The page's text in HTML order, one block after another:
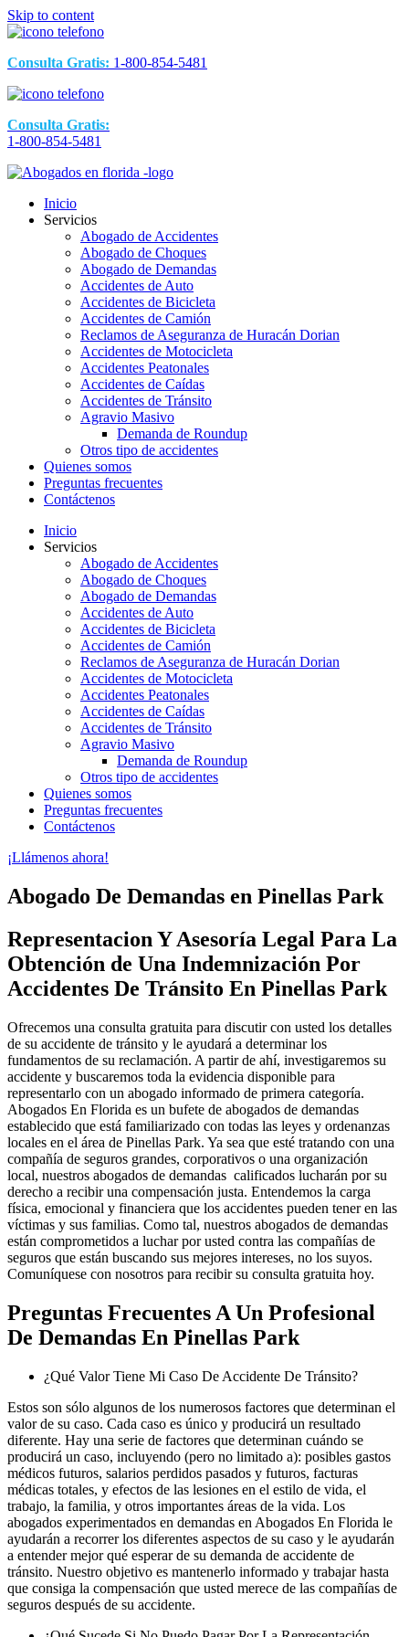
Skip to content
Consulta Gratis: 1-800-854-5481
Consulta Gratis:
1-800-854-5481
Inicio
Servicios
Abogado de Accidentes
Abogado de Choques
Abogado de Demandas
Accidentes de Auto
Accidentes de Bicicleta
Accidentes de Camión
Reclamos de Aseguranza de Huracán Dorian
Accidentes de Motocicleta
Accidentes Peatonales
Accidentes de Caídas
Accidentes de Tránsito
Agravio Masivo
Demanda de Roundup
Otros tipo de accidentes
Quienes somos
Preguntas frecuentes
Contáctenos
Inicio
Servicios
Abogado de Accidentes
Abogado de Choques
Abogado de Demandas
Accidentes de Auto
Accidentes de Bicicleta
Accidentes de Camión
Reclamos de Aseguranza de Huracán Dorian
Accidentes de Motocicleta
Accidentes Peatonales
Accidentes de Caídas
Accidentes de Tránsito
Agravio Masivo
Demanda de Roundup
Otros tipo de accidentes
Quienes somos
Preguntas frecuentes
Contáctenos
¡Llámenos ahora!
Abogado De Demandas en Pinellas Park
Representacion Y Asesoría Legal Para La
Obtención de Una Indemnización Por
Accidentes De Tránsito En Pinellas Park
Ofrecemos una consulta gratuita para discutir con usted los detalles
de su accidente de tránsito y le ayudará a determinar los
fundamentos de su reclamación. A partir de ahí, investigaremos su
accidente y buscaremos toda la evidencia disponible para
representarlo con un abogado informado de primera categoría.
Abogados En Florida es un bufete de abogados de demandas
establecido que está familiarizado con todas las leyes y ordenanzas
locales en el área de Pinellas Park. Ya sea que esté tratando con una
compañía de seguros grandes, corporativos o una organización
local, nuestros abogados de demandas calificados lucharán por su
derecho a recibir una compensación justa. Entendemos la carga
física, emocional y financiera que los accidentes pueden tener en las
víctimas y sus familias. Como tal, nuestros abogados de demandas
están comprometidos a luchar por usted contra las compañías de
seguros que están buscando sus mejores intereses, no los suyos.
Comuníquese con nosotros para recibir su consulta gratuita hoy.
Preguntas Frecuentes A Un Profesional
De Demandas En Pinellas Park
¿Qué Valor Tiene Mi Caso De Accidente De Tránsito?
Estos son sólo algunos de los numerosos factores que determinan el
valor de su caso. Cada caso es único y producirá un resultado
diferente. Hay una serie de factores que determinan cuándo se
producirá un caso, incluyendo (pero no limitado a): posibles gastos
médicos futuros, salarios perdidos pasados y futuros, facturas
médicas totales, y efectos de las lesiones en el estilo de vida, el
trabajo, la familia, y otros importantes áreas de la vida. Los
abogados experimentados en demandas en Abogados En Florida le
ayudarán a recorrer los diferentes aspectos de su caso y le ayudarán
a entender mejor qué esperar de su demanda de accidente de
tránsito. Nuestro objetivo es mantenerlo informado y trabajar hasta
que consiga la compensación que usted merece de las compañías de
seguros después de su accidente.